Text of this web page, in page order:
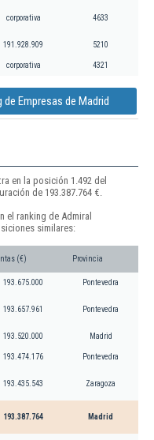
corporativa 4633
191.928.909 5210
corporativa 4321
de Empresas de Madrid
en la posición 1.492 del
de 193.387.764 €.
el ranking de Admiral
similares:
(€) Provincia
193.675.000 Pontevedra
193.657.961 Pontevedra
193.520.000 Madrid
193.474.176 Pontevedra
193.435.543 Zaragoza
193.387.764 Madrid